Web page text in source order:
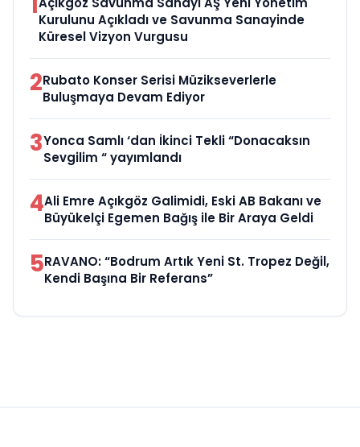
Kurulunu Açıkladı ve Savunma Sanayinde
Küresel Vizyon Vurgusu
2Rubato Konser Serisi Müzikseverlerle
Buluşmaya Devam Ediyor
3Yonca Samlı ‘dan İkinci Tekli “Donacaksın
Sevgilim “ yayımlandı
4Ali Emre Açıkgöz Galimidi, Eski AB Bakanı ve
Büyükelçi Egemen Bağış ile Bir Araya Geldi
5RAVANO: “Bodrum Artık Yeni St. Tropez Değil,
Kendi Başına Bir Referans”